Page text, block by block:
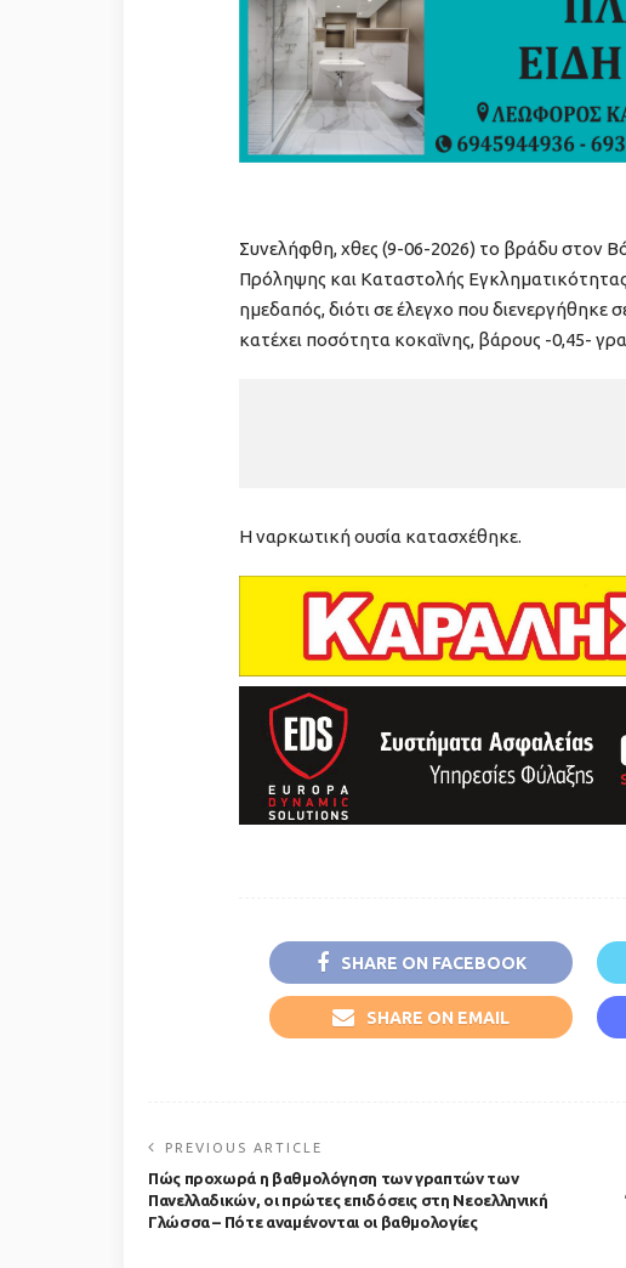
Συνελήφθη, χθες (9-06-2026) το βράδυ στον
Πρόληψης και Καταστολής
ημεδαπός, διότι σε έλεγχο που διενεργήθηκε
κατέχει ποσότητα κοκαΐνης, βάρους -0,45-
Η ναρκωτική ουσία κατασχέθηκε.
SHARE ON FACEBOOK
SHARE ON EMAIL
PREVIOUS ARTICLE
Πώς προχωρά η βαθμολόγηση των γραπτών των
Πανελλαδικών, οι πρώτες επιδόσεις στη Νεοελληνική
Γλώσσα – Πότε αναμένονται οι βαθμολογίες